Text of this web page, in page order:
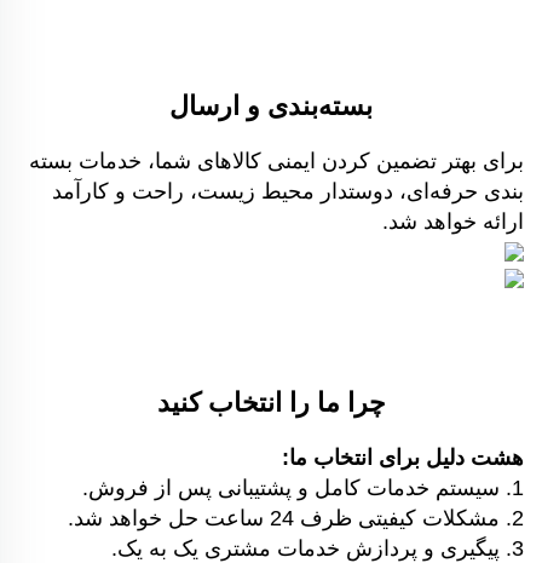
بسته‌بندی و ارسال
برای بهتر تضمین کردن ایمنی کالاهای شما، خدمات بسته
بندی حرفه‌ای، دوستدار محیط زیست، راحت و کارآمد
ارائه خواهد شد.
چرا ما را انتخاب کنید
هشت دلیل برای انتخاب ما:
1. سیستم خدمات کامل و پشتیبانی پس از فروش.
2. مشکلات کیفیتی ظرف 24 ساعت حل خواهد شد.
3. پیگیری و پردازش خدمات مشتری یک به یک.